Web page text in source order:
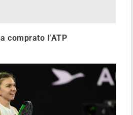
comprato l’ATP